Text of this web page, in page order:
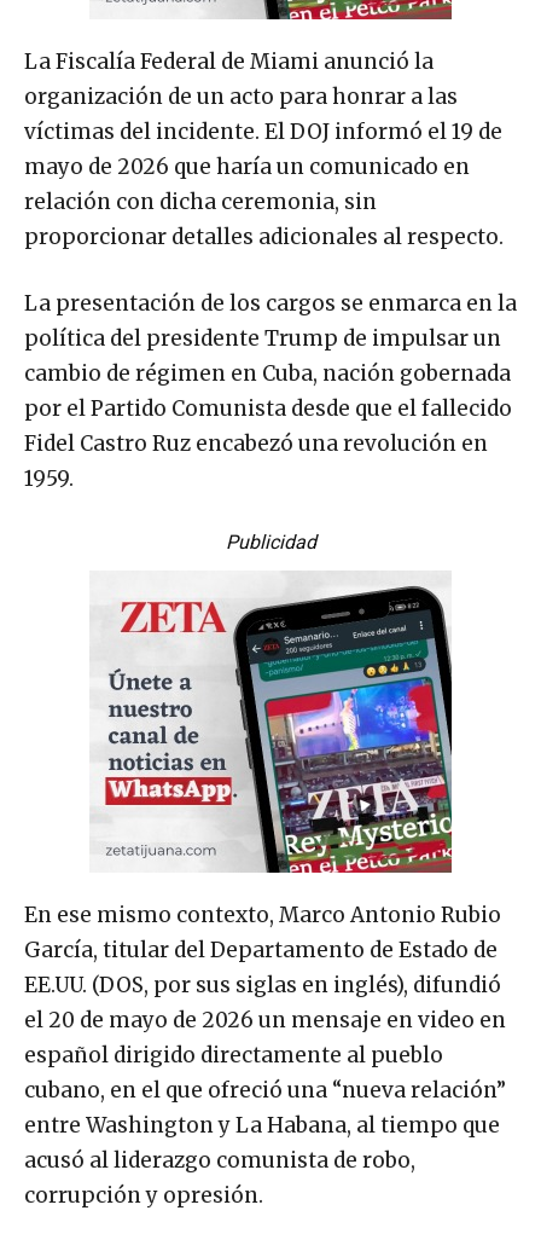
La Fiscalía Federal de Miami anunció la
organización de un acto para honrar a las
víctimas del incidente. El DOJ informó el 19 de
mayo de 2026 que haría un comunicado en
relación con dicha ceremonia, sin
proporcionar detalles adicionales al respecto.
La presentación de los cargos se enmarca en la
política del presidente Trump de impulsar un
cambio de régimen en Cuba, nación gobernada
por el Partido Comunista desde que el fallecido
Fidel Castro Ruz encabezó una revolución en
1959.
Publicidad
En ese mismo contexto, Marco Antonio Rubio
García, titular del Departamento de Estado de
EE.UU. (DOS, por sus siglas en inglés), difundió
el 20 de mayo de 2026 un mensaje en video en
español dirigido directamente al pueblo
cubano, en el que ofreció una “nueva relación”
entre Washington y La Habana, al tiempo que
acusó al liderazgo comunista de robo,
corrupción y opresión.